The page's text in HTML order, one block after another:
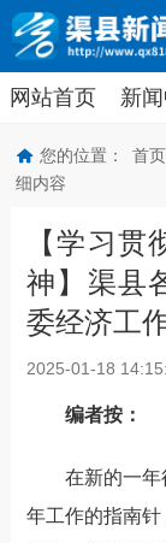
网站首页 新
您的位置： 首页
细内容
【学习
神】渠县
委经济工
2025-01-18
编者按：
在新的一
年工作的指南